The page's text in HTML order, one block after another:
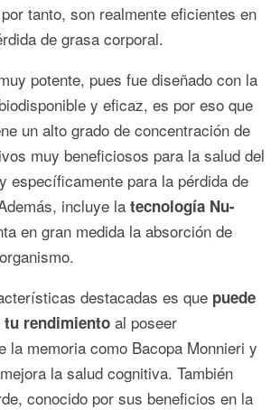
tanto, son realmente eficientes en
de grasa corporal.
potente, pues fue diseñado con la
y eficaz, es por eso que
un alto grado de concentración de
muy beneficiosos para la salud del
específicamente para la pérdida de
incluye la tecnología Nu-
en gran medida la absorción de
destacadas es que puede
rendimiento al poseer
la memoria como Bacopa Monnieri y
la salud cognitiva. También
conocido por sus beneficios en la